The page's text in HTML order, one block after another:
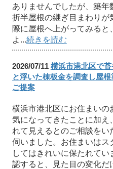
ありませんでしたが、築年
折半屋根の継ぎ目まわりが
際に屋根へ上がってみると
よ...続きを読む
2026/07/11 横浜市港北区で
と浮いた棟板金を調査し屋
ご提案
横浜市港北区にお住まい
気になってきたことに加
れて見えるとのご相談をい
伺いました。お住まいはス
してはきれいに保たれて
認すると、見た目の変化だ